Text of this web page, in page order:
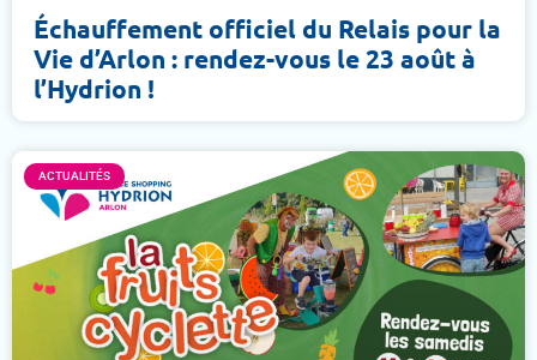
Échauffement officiel du Relais pour la
Vie d’Arlon : rendez-vous le 23 août à
l’Hydrion !
ACTUALITÉS